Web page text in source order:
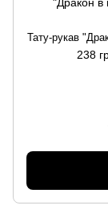
Тату-рукав
238